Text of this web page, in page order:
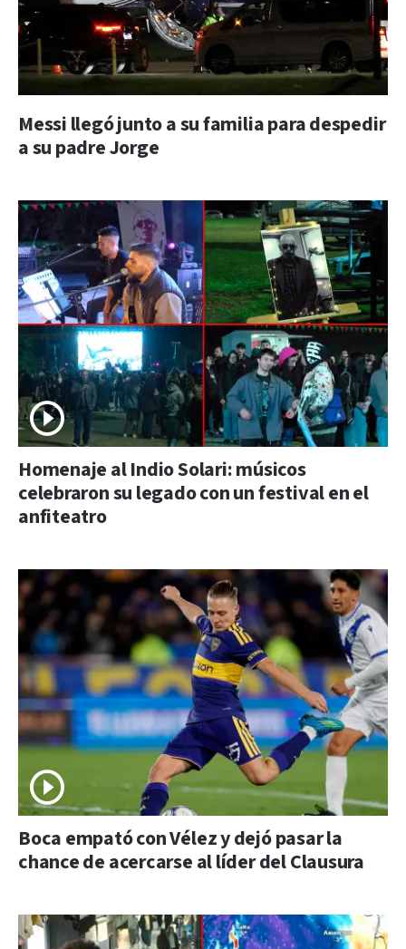
Messi llegó junto a su familia para despedir
a su padre Jorge
Homenaje al Indio Solari: músicos
celebraron su legado con un festival en el
anfiteatro
Boca empató con Vélez y dejó pasar la
chance de acercarse al líder del Clausura